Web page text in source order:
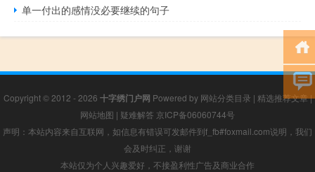
单一付出的感情没必要继续的句子
Copyright © 2012 - 2026 十字绣门户网 Powered by 网站分类目录 | 精选推荐文章|
网站地图 | 疑难解答 京ICP备06060744号
声明：本站内容来自互联网，如信息有错误可发邮件到f_fb#foxmail.com说明，我们
会及时纠正，谢谢
本站仅为个人兴趣爱好，不接盈利性广告及商业合作